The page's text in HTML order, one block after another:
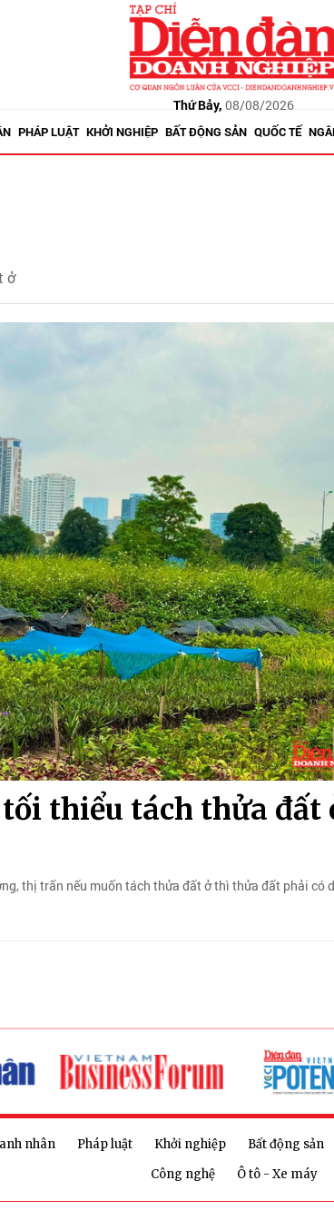
Thứ Bảy, 08/08/2026
PHÁP LUẬT KHỞI NGHIỆP BẤT ĐỘNG SẢN QUỐC TẾ
ở
thiểu tách thửa đất
thị trấn nếu muốn tách thửa đất ở thì thửa đất phải có
nhân Pháp luật Khởi nghiệp Bất động sản
Công nghệ
Ô tô - Xe máy